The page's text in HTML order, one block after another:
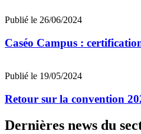
Publié le 26/06/2024
Caséo Campus :
Publié le 19/05/2024
Retour sur la convention
Dernières news du